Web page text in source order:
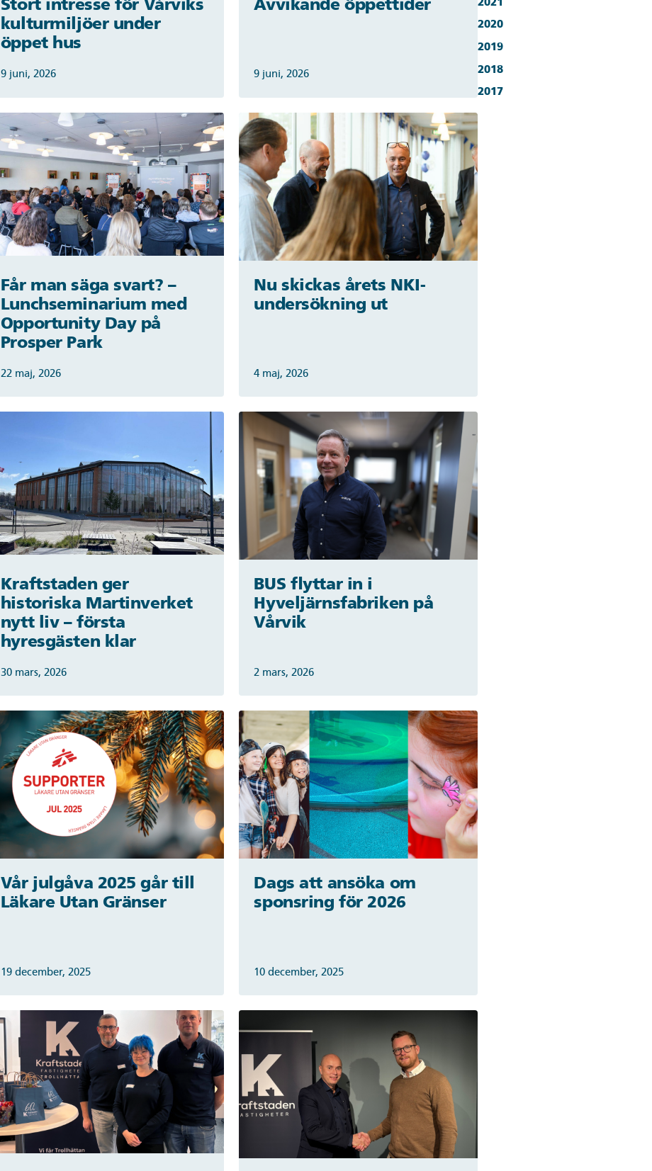
Stort intresse för Vårviks
kulturmiljöer under
öppet hus
9 juni, 2026
Avvikande öppettider
9 juni, 2026
Får man säga svart? –
Lunchseminarium med
Opportunity Day på
Prosper Park
22 maj, 2026
Nu skickas årets NKI-
undersökning ut
4 maj, 2026
Kraftstaden ger
historiska Martinverket
nytt liv – första
hyresgästen klar
30 mars, 2026
BUS flyttar in i
Hyveljärnsfabriken på
Vårvik
2 mars, 2026
Vår julgåva 2025 går till
Läkare Utan Gränser
19 december, 2025
Dags att ansöka om
sponsring för 2026
10 december, 2025
2020
2019
2018
2017